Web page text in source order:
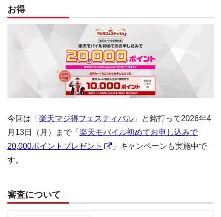
お得
今回は「 楽天マジ得フェスティバル 」と銘打って2026年4
月13日（月）まで「 楽天モバイル初めてお申し込みで
20,000ポイントプレゼント
」キャンペーンも実施中で
す。
審査について